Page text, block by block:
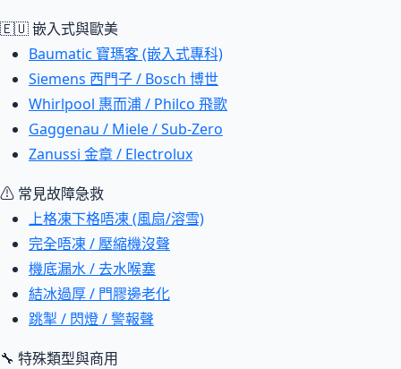
🇪🇺 嵌入式與歐美
Baumatic 寶瑪客 (嵌入式專科)
Siemens 西門子 / Bosch 博世
Whirlpool 惠而浦 / Philco 飛歌
Gaggenau / Miele / Sub-Zero
Zanussi 金章 / Electrolux
⚠ 常見故障急救
上格凍下格唔凍 (風扇/溶雪)
完全唔凍 / 壓縮機沒聲
機底漏水 / 去水喉塞
結冰過厚 / 門膠邊老化
跳掣 / 閃燈 / 警報聲
🔧 特殊類型與商用